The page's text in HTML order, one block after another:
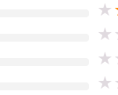
★
★
★
★